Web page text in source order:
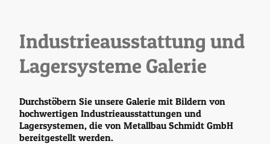
Industrieausstattung und
Lagersysteme Galerie
Durchstöbern Sie unsere Galerie mit Bildern von
hochwertigen Industrieausstattungen und
Lagersystemen, die von Metallbau Schmidt GmbH
bereitgestellt werden.